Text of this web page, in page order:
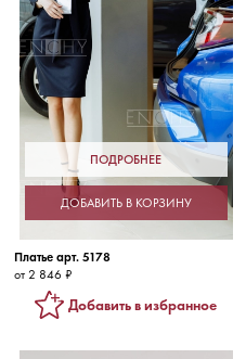
ПОДРОБНЕЕ
ДОБАВИТЬ В КОРЗИНУ
Платье арт. 5178
от 2 846 ₽
Добавить в избранное